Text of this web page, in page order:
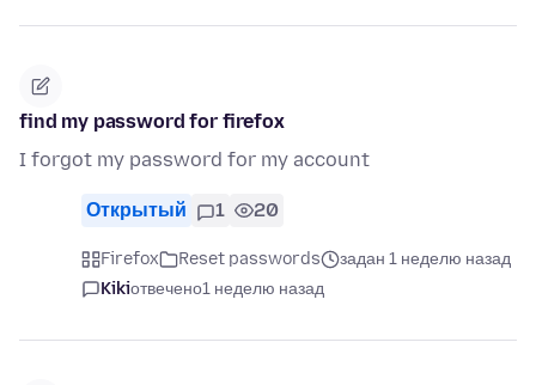
find my password for firefox
I forgot my password for my account
Открытый 1 20
Firefox Reset passwords
задан 1 неделю назад
Kikiотвечено1 неделю назад